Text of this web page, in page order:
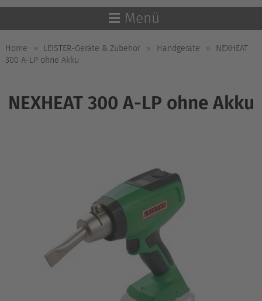
Menü
Home » LEISTER-Geräte & Zubehör » Handgeräte »
NEXHEAT
300 A-LP ohne Akku
NEXHEAT 300 A-LP ohne Akku